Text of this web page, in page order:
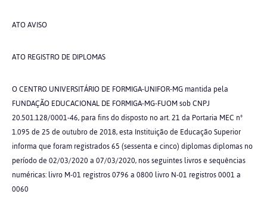
ATO AVISO
ATO REGISTRO DE DIPLOMAS
O CENTRO UNIVERSITÁRIO DE FORMIGA-UNIFOR-MG mantida pela
FUNDAÇÃO EDUCACIONAL DE FORMIGA-MG-FUOM sob CNPJ
20.501.128/0001-46, para fins do disposto no art. 21 da Portaria MEC nº
1.095 de 25 de outubro de 2018, esta Instituição de Educação Superior
informa que foram registrados 65 (sessenta e cinco) diplomas diplomas no
período de 02/03/2020 a 07/03/2020, nos seguintes livros e sequências
numéricas: livro M-01 registros 0796 a 0800 livro N-01 registros 0001 a
0060